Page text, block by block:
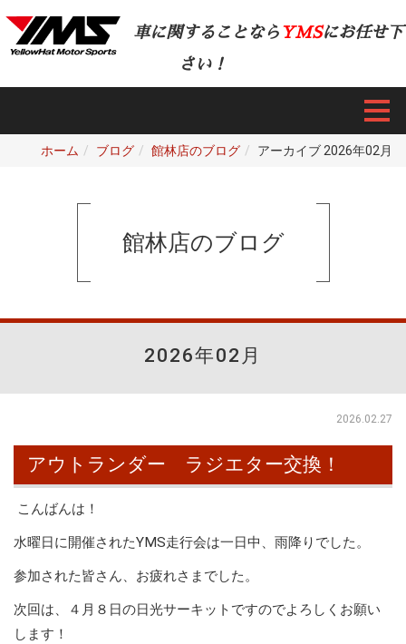
車に関することなら YMSにお任せ下
さい！
ホーム ブログ 館林店のブログ アーカイブ 2026年02月
館林店のブログ
2026年02月
2026.02.27
アウトランダー ラジエター交換！
こんばんは！
水曜日に開催されたYMS走行会は一日中、雨降りでした。
参加された皆さん、お疲れさまでした。
次回は、４月８日の日光サーキットですのでよろしくお願い
します！